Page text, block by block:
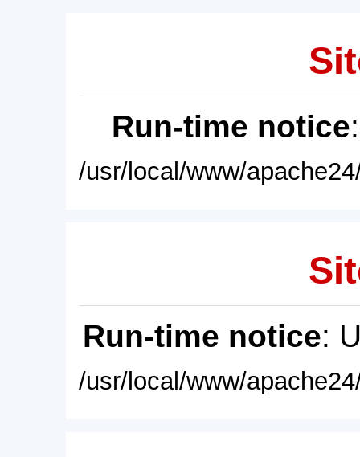
Run-time notice
/usr/local/www/
Run-time notice:
/usr/local/www/